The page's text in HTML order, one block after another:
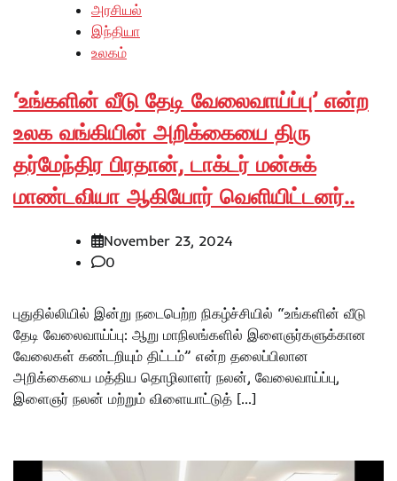
அரசியல்
இந்தியா
உலகம்
‘உங்களின் வீடு தேடி வேலைவாய்ப்பு’ என்ற
உலக வங்கியின் அறிக்கையை திரு
தர்மேந்திர பிரதான், டாக்டர் மன்சுக்
மாண்டவியா ஆகியோர் வெளியிட்டனர்..
November 23, 2024
0
புதுதில்லியில் இன்று நடைபெற்ற நிகழ்ச்சியில் “உங்களின் வீடு
தேடி வேலைவாய்ப்பு: ஆறு மாநிலங்களில் இளைஞர்களுக்கான
வேலைகள் கண்டறியும் திட்டம்” என்ற தலைப்பிலான
அறிக்கையை மத்திய தொழிலாளர் நலன், வேலைவாய்ப்பு,
இளைஞர் நலன் மற்றும் விளையாட்டுத் […]